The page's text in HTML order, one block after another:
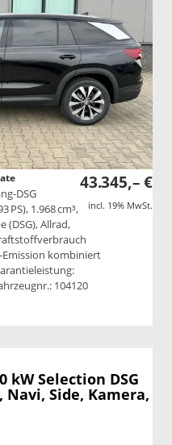
43.345,– €
incl. 19% MwSt.
DSG
PS), 1.968 cm³,
(DSG), Allrad,
Emission kombiniert
104120
drucken
kW Selection DSG
Navi, Side, Kamera,